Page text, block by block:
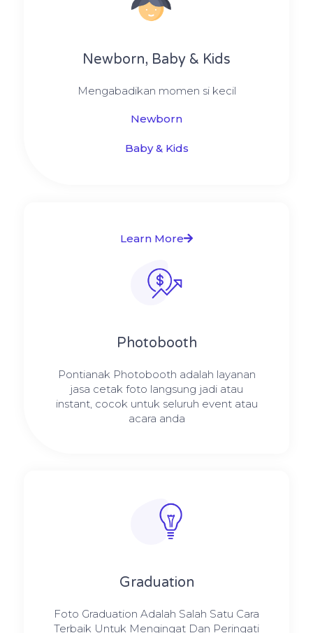
Newborn, Baby & Kids
Mengabadikan momen si kecil
Newborn
Baby & Kids
Learn More
Photobooth
Pontianak Photobooth adalah layanan
jasa cetak foto langsung jadi atau
instant, cocok untuk seluruh event atau
acara anda
Graduation
Foto Graduation Adalah Salah Satu Cara
Terbaik Untuk Mengingat Dan Peringati